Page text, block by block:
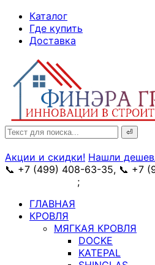
Skip
Content
Каталог
Где купить
Доставка
Search
for:
Акции и скидки! Нашли
📞 +7 (499) 408-63-35, 📞 +7
;
ГЛАВНАЯ
КРОВЛЯ
МЯГКАЯ КРОВЛЯ
DOCKE
KATEPAL